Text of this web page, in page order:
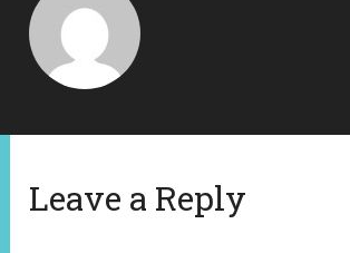
Leave a Reply